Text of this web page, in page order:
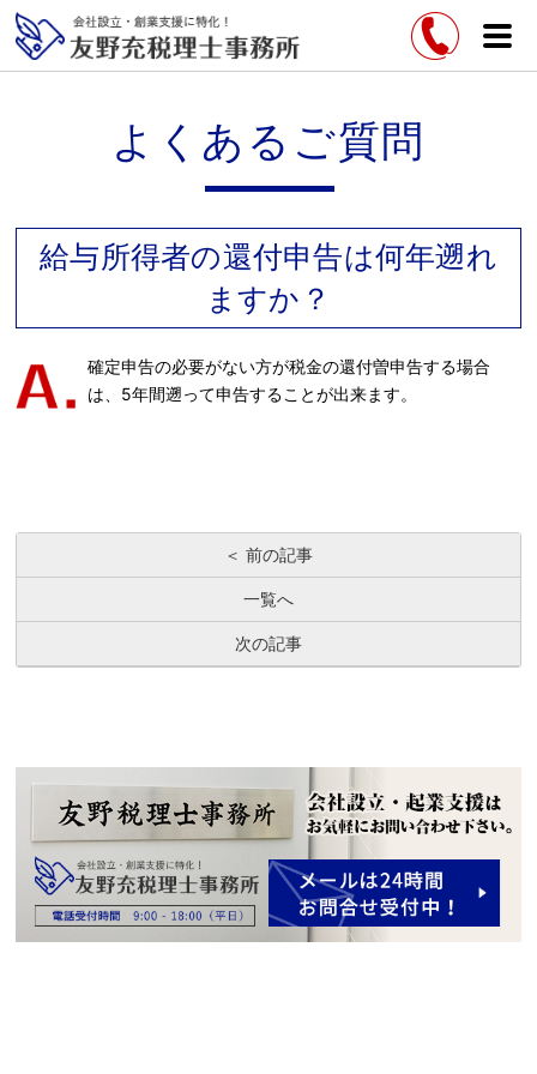
よくあるご質問
給与所得者の還付申告は何年遡れ
ますか？
確定申告の必要がない方が税金の還付曽申告する場合
は、5年間遡って申告することが出来ます。
＜ 前の記事
一覧へ
次の記事